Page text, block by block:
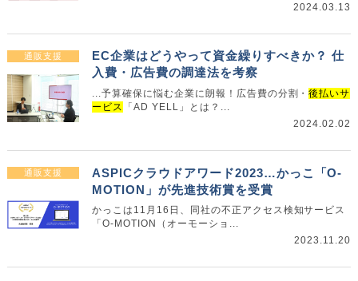
2024.03.13
通販支援
EC企業はどうやって資金繰りすべきか？ 仕
入費・広告費の調達法を考察
...予算確保に悩む企業に朗報！広告費の分割・後払いサ
ービス
「AD YELL」とは？...
2024.02.02
通販支援
ASPICクラウドアワード2023…かっこ「O-
MOTION」が先進技術賞を受賞
かっこは11月16日、同社の不正アクセス検知サービス
「O-MOTION（オーモーショ...
2023.11.20